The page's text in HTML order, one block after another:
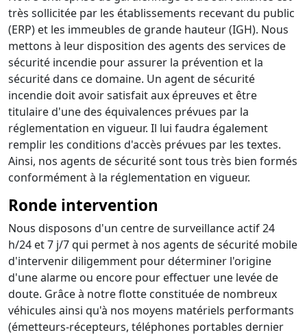
très sollicitée par les établissements recevant du public
(ERP) et les immeubles de grande hauteur (IGH). Nous
mettons à leur disposition des agents des services de
sécurité incendie pour assurer la prévention et la
sécurité dans ce domaine. Un agent de sécurité
incendie doit avoir satisfait aux épreuves et être
titulaire d'une des équivalences prévues par la
réglementation en vigueur. Il lui faudra également
remplir les conditions d'accès prévues par les textes.
Ainsi, nos agents de sécurité sont tous très bien formés
conformément à la réglementation en vigueur.
Ronde intervention
Nous disposons d'un centre de surveillance actif 24
h/24 et 7 j/7 qui permet à nos agents de sécurité mobile
d'intervenir diligemment pour déterminer l'origine
d'une alarme ou encore pour effectuer une levée de
doute. Grâce à notre flotte constituée de nombreux
véhicules ainsi qu'à nos moyens matériels performants
(émetteurs-récepteurs, téléphones portables dernier